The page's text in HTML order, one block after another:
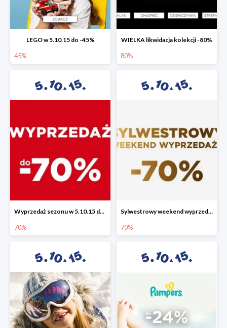
LEGO w 5.10.15 do -45%
45%
WIELKA likwidacja kolekcji -80%
80%
Wyprzedaż sezonu w 5.10.15 do -70%
70%
Sylwestrowy weekend wyprzedaży do -70%
70%